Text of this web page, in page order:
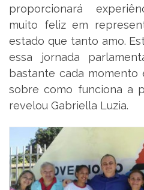
proporcionará
muito feliz em
estado que tanto amo.
essa jornada
bastante cada momento
sobre como funciona a
revelou Gabriella Luzia.